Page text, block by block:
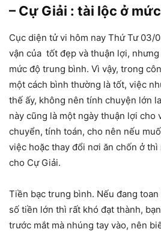
– Cự Giải : tài lộc ở
Cục diện tử vi hôm nay Thứ Tư 03/
vận của tốt đẹp và thuận lợi,
mức độ trung bình. Vì vậy, trong
một cách bình thường là tốt, việc
thế ấy, không nên tính chuyện lớn
này cũng là một ngày thuận lợi cho
chuyển, tính toán, cho nên nếu
việc hoặc thay đổi nơi ăn chốn ở
cho Cự Giải.
Tiền bạc trung bình. Nếu đang
số tiền lớn thì rất khó đạt thành,
trước mắt mà nhúng tay vào, nên